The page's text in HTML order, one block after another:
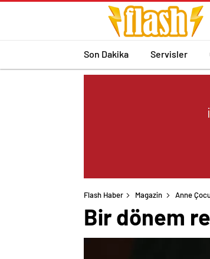
Son Dakika Servisler
Flash Haber Magazin Anne
Bir dönem